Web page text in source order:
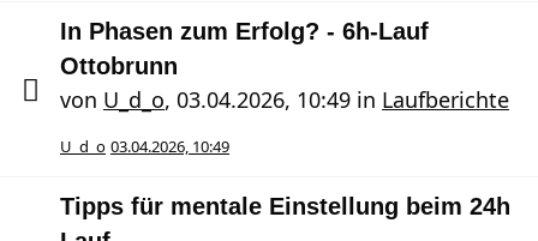
In Phasen zum Erfolg? - 6h-Lauf
Ottobrunn
von U_d_o, 03.04.2026, 10:49 in Laufberichte
U_d_o 03.04.2026, 10:49
Tipps für mentale Einstellung beim 24h